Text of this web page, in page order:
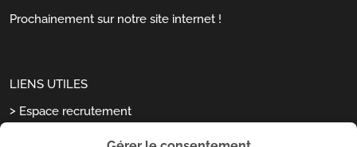
Prochainement sur notre site internet !
LIENS UTILES
Espace recrutement
Dernières actualités